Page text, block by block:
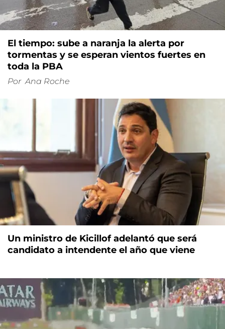
El tiempo: sube a naranja la alerta por
tormentas y se esperan vientos fuertes en
toda la PBA
Por Ana Roche
Un ministro de Kicillof adelantó que será
candidato a intendente el año que viene